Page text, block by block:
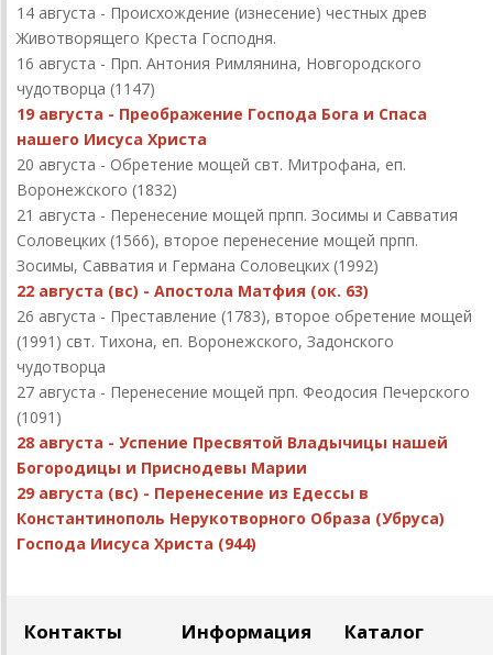
14 августа - Происхождение (изнесение) честных древ
Животворящего Креста Господня.
16 августа - Прп. Антония Римлянина, Новгородского
чудотворца (1147)
19 августа - Преображение Господа Бога и Спаса
нашего Иисуса Христа
20 августа - Обретение мощей свт. Митрофана, еп.
Воронежского (1832)
21 августа - Перенесение мощей прпп. Зосимы и Савватия
Соловецких (1566), второе перенесение мощей прпп.
Зосимы, Савватия и Германа Соловецких (1992)
22 августа (вс) - Апостола Матфия (ок. 63)
26 августа - Преставление (1783), второе обретение мощей
(1991) свт. Тихона, еп. Воронежского, Задонского
чудотворца
27 августа - Перенесение мощей прп. Феодосия Печерского
(1091)
28 августа - Успение Пресвятой Владычицы нашей
Богородицы и Приснодевы Марии
29 августа (вс) - Перенесение из Едессы в
Константинополь Нерукотворного Образа (Убруса)
Господа Иисуса Христа (944)
Контакты Информация Каталог